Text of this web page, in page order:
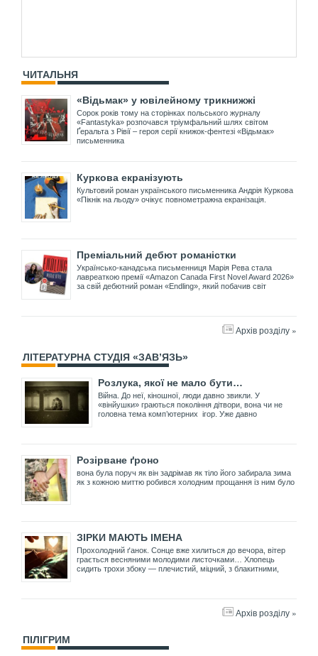
ЧИТАЛЬНЯ
«Відьмак» у ювілейному трикнижжі
Сорок років тому на сторінках польського журналу
«Fantastyka» розпочався тріумфальний шлях світом
Ґеральта з Рівії – героя серії книжок-фентезі «Відьмак»
письменника
Куркова екранізують
Культовий роман українського письменника Андрія Куркова
«Пікнік на льоду» очікує повнометражна екранізація.
Преміальний дебют романістки
Українсько-канадська письменниця Марія Рева стала
лавреаткою премії «Amazon Canada First Novel Award 2026»
за свій дебютний роман «Endling», який побачив світ
Архів розділу »
ЛІТЕРАТУРНА СТУДІЯ «ЗАВ’ЯЗЬ»
Розлука, якої не мало бути…
Війна. До неї, кіношної, люди давно звикли. У
«вінйушки» граються покоління дітвори, вона чи не
головна тема комп’ютерних ігор. Уже давно
Розірване ґроно
вона була поруч як він задрімав як тіло його забирала зима
як з кожною миттю робився холодним прощання із ним було
ЗІРКИ МАЮТЬ ІМЕНА
Прохолодний ґанок. Сонце вже хилиться до вечора, вітер
грається весняними молодими листочками… Хлопець
сидить трохи збоку — плечистий, міцний, з блакитними,
Архів розділу »
ПІЛІГРИМ